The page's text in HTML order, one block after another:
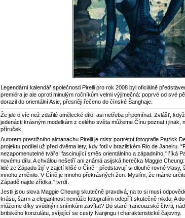
Legendární kalendář společnosti Pirelli pro rok 2008 byl oficiálně
premiéra je ale oproti minulým ročníkům velmi výjimečná: poprvé od své
dorazil do orientální Asie, přesněji řečeno do čínské Šanghaje.
Že jde o víc než zdařilé umělecké dílo, asi netřeba připomínat. Zvlášť,
jedenácti krásným modelkám z celého světa můžeme Čínu poznat i jinak,
příruček.
Autorem prestižního almanachu Pirelli je mistr portrétní fotografie Patrick
projektu podílel už před dvěma lety, kdy fotil v brazilském Rio de Janeiru.
nezapomenutelné tváře: fascinující směs orientálního a západního," říká
novému dílu. A chválou nešetří ani známá asijská herečka Maggie
lidé ze Západu žijí v zajetí klišé o Číně - představují si dlouhé rovné vlasy,
mnoho změnilo. V Číně je mnoho překrásných žen. Myslím, že máme
Západě najde zřídka," tvrdí.
Jestli jsou slova Maggie Cheung skutečně pravdivá, na to si musí
krásu, šarm a elegantnost nemůže fotografiím odepřít skutečně nikdo. A
můžeme díky svůdným snímkům zavítat? Do staré francouzské čtvrti,
britského konzulátu, svíjející se cesty Nanjingu i charakteristické čajovny.